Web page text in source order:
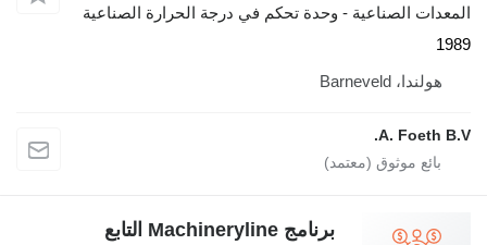
المعدات الصناعية - وحدة تحكم في درجة الحرارة الصناعية
1989
هولندا، Barneveld
A. Foeth B.V.
برنامج Machineryline التابع